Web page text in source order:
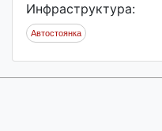
Инфраструктура:
Автостоянка